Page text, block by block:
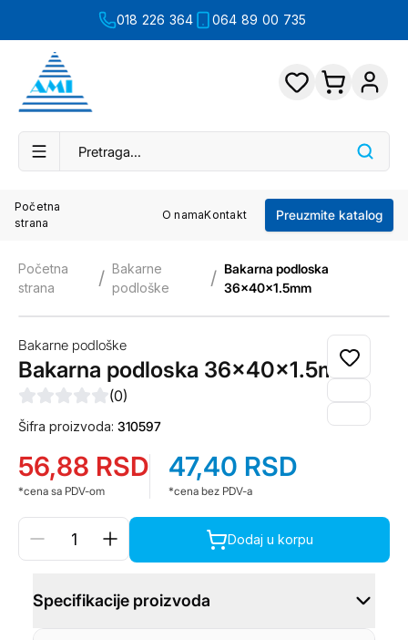
018 226 364 064 89 00 735
Početna
strana
O namaKontakt Preuzmite katalog
Početna
strana
/ Bakarne
podloške
/ Bakarna podloska
36x40x1.5mm
Bakarne podloške
Bakarna podloska 36x40x1.5mm
(0)
Šifra proizvoda: 310597
56,88 RSD
*cena sa PDV-om
47,40 RSD
*cena bez PDV-a
Dodaj u korpu
Specifikacije proizvoda